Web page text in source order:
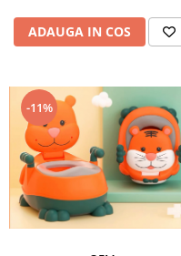
ADAUGA IN COS
-11%